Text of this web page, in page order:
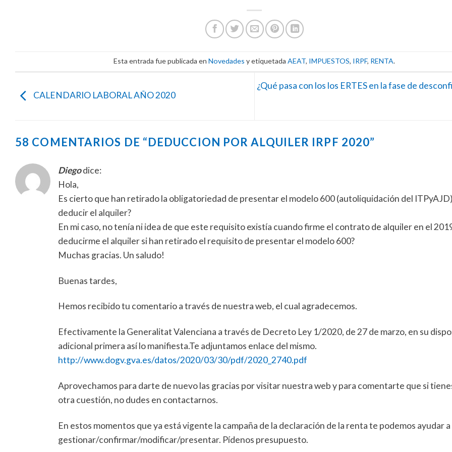
Esta entrada fue publicada en Novedades y etiquetada AEAT, IMPUESTOS, IRPF, RENTA.
CALENDARIO LABORAL AÑO 2020
¿Qué pasa con los los ERTES en la fase de
58 COMENTARIOS DE “DEDUCCION POR ALQUILER IRPF 2020”
Diegodice:
Hola,
Es cierto que han retirado la obligatoriedad de presentar el modelo 600 (autoliquidación del
deducir el alquiler?
En mi caso, no tenía ni idea de que este requisito existía cuando firme el contrato de alquiler en el
deducirme el alquiler si han retirado el requisito de presentar el modelo 600?
Muchas gracias. Un saludo!
Buenas tardes,
Hemos recibido tu comentario a través de nuestra web, el cual agradecemos.
Efectivamente la Generalitat Valenciana a través de Decreto Ley 1/2020, de 27 de marzo, en su
adicional primera así lo manifiesta.Te adjuntamos enlace del mismo.
http://www.dogv.gva.es/datos/2020/03/30/pdf/2020_2740.pdf
Aprovechamos para darte de nuevo las gracias por visitar nuestra web y para comentarte que si
otra cuestión, no dudes en contactarnos.
En estos momentos que ya está vigente la campaña de la declaración de la renta te podemos ayudar a
gestionar/confirmar/modificar/presentar. Pídenos presupuesto.